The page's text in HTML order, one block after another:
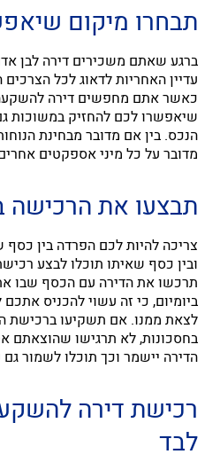
תבחרו מיקום
ברגע שאתם משכירים דירה לבן
עדיין האחריות לדאוג לכל
כאשר אתם מחפשים דירה
שיאפשרו לכם להחזיק במשוכות
הנכס. בין אם מדובר מבחינת
מדובר על כל מיני אספקטים
תבצעו את הרכישה
צריכה להיות לכם הפרדה בין
ובין כסף שאיתו תוכלו לבצע
תרכשו את הדירה עם הכסף שבו
ביומיום, כי זה עשוי להכניס
לצאת ממנו. אם תשקיעו ברכישת
בחסכונות, לא תרגישו שהוצאתם
הדירה יישמר וכך תוכלו לשמור
רכישת דירה
לבד